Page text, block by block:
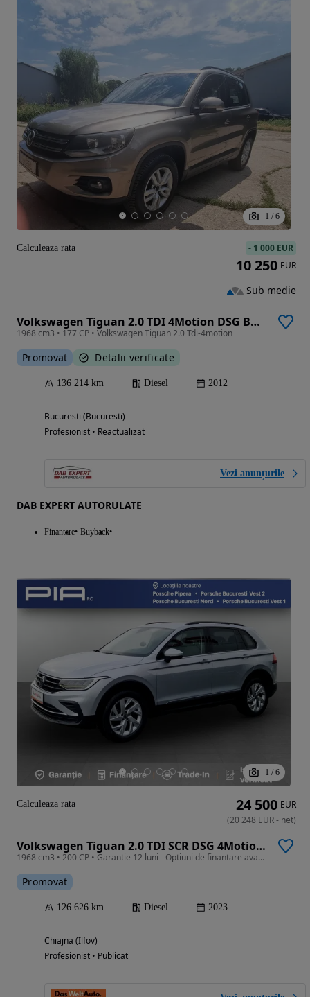
1 / 6
Volkswagen Tiguan 2.0 TDI 4Motion DSG BMT Track & Style
1968 cm3 • 177 CP • Volkswagen Tiguan 2.0 Tdi-4motion
Promovat Detalii verificate
136 214 km Diesel 2012
Bucuresti (Bucuresti)
Profesionist • Reactualizat
Vezi anunțurile
DAB EXPERT AUTORULATE
Finantare Buyback
- 1 000 EUR
10 250 EUR
Sub medie
Calculeaza rata
1 / 6
Volkswagen Tiguan 2.0 TDI SCR DSG 4Motion R-Line
1968 cm3 • 200 CP • Garantie 12 luni - Optiuni de finantare avantajoase
Promovat
126 626 km Diesel 2023
Chiajna (Ilfov)
Profesionist • Publicat
24 500 EUR
(20 248 EUR- net)
Calculeaza rata